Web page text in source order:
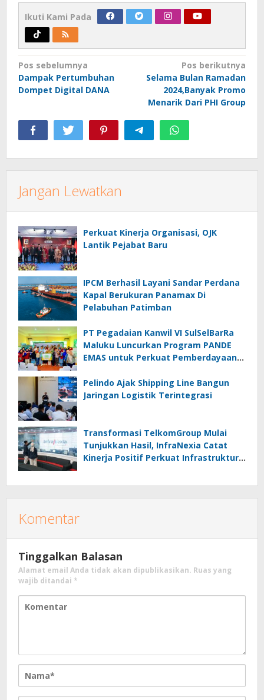
Ikuti Kami Pada
Navigasi
pos
Pos sebelumnya
Dampak Pertumbuhan
Dompet Digital DANA
Pos berikutnya
Selama Bulan Ramadan
2024,Banyak Promo
Menarik Dari PHI Group
Jangan Lewatkan
Perkuat Kinerja Organisasi, OJK
Lantik Pejabat Baru
IPCM Berhasil Layani Sandar Perdana
Kapal Berukuran Panamax Di
Pelabuhan Patimban
PT Pegadaian Kanwil VI SulSelBarRa
Maluku Luncurkan Program PANDE
EMAS untuk Perkuat Pemberdayaan
Pelindo Ajak Shipping Line Bangun
Jaringan Logistik Terintegrasi
Transformasi TelkomGroup Mulai
Tunjukkan Hasil, InfraNexia Catat
Kinerja Positif Perkuat Infrastruktur
Komentar
Tinggalkan Balasan
Alamat email Anda tidak akan dipublikasikan. Ruas yang
wajib ditandai *